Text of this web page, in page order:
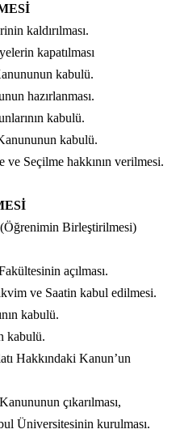
kaldırılması.
kapatılması
kabulü.
hazırlanması.
kabulü.
kabulü.
ve Seçilme hakkının verilmesi.
Birleştirilmesi)
açılması.
ve Saatin kabul edilmesi.
kabulü.
kabulü.
Hakkındaki Kanun’un
çıkarılması,
Üniversitesinin kurulması.